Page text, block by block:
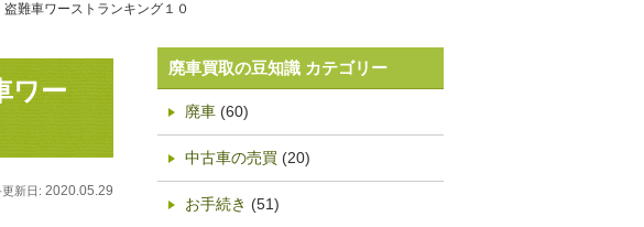
難車ワーストランキング１０
ワー
新日: 2020.05.29
廃車買取の豆知識 カテゴリー
廃車 (60)
中古車の売買 (20)
お手続き (51)